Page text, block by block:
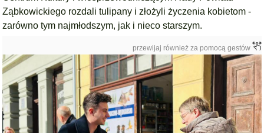
Ząbkowickiego rozdali tulipany i złożyli życzenia kobietom -
zarówno tym najmłodszym, jak i nieco starszym.
przewijaj również za pomocą gestów